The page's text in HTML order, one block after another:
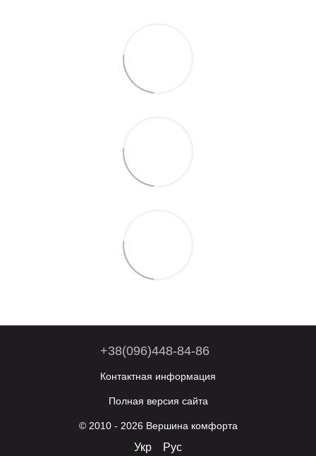
+38(096)448-84-86
Контактная информация
Полная версия сайта
© 2010 - 2026 Вершина комфорта
Укр Рус